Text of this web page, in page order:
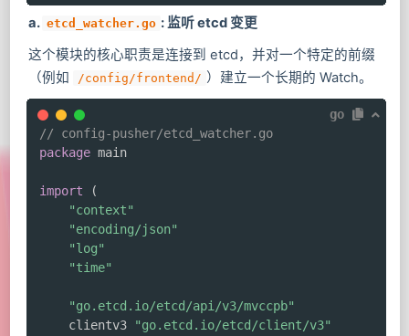
a. etcd_watcher.go : 监听 etcd 变更
这个模块的核心职责是连接到 etcd，并对一个特定的前缀
（例如
/config/frontend/ ）建立一个长期的 Watch。
go
// config-pusher/etcd_watcher.go
package main
import
(
"context"
"encoding/json"
"log"
"time"
"go.etcd.io/etcd/api/v3/mvccpb"
	clientv3
"go.etcd.io/etcd/client/v3"